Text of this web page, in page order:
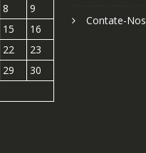
8
9
15
16
22
23
29
30
Contate-Nos